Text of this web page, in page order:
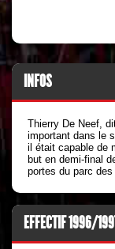
INFOS
Thierry De Neef,
important dans le
il était capable de
but en demi-final
portes du parc
EFFECTIF 1996/